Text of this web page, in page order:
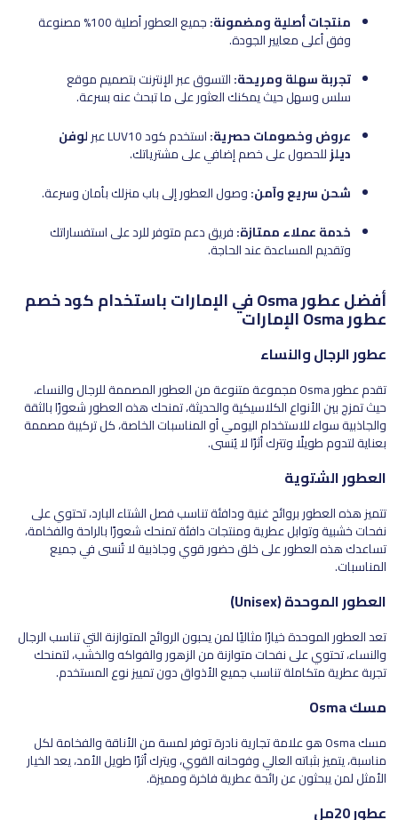
منتجات أصلية ومضمونة:
جميع العطور أصلية 100% مصنوعة
وفق أعلى معايير الجودة.
تجربة سهلة ومريحة:التسوق عبر الإنترنت بتصميم موقع
سلس وسهل حيث يمكنك العثور على ما تبحث عنه بسرعة.
عروض وخصومات حصرية:استخدم كود LUV10 عبر لوفن
ديلزللحصول على خصم إضافي على مشترياتك.
شحن سريع وآمن:وصول العطور إلى باب منزلك بأمان وسرعة.
خدمة عملاء ممتازة:فريق دعم متوفر للرد على استفساراتك
وتقديم المساعدة عند الحاجة.
أفضل عطور Osma في الإمارات باستخدام كود خصم
عطور Osma الإمارات
عطور الرجال والنساء
تقدم عطور Osma مجموعة متنوعة من العطور المصممة للرجال والنساء،
حيث تمزج بين الأنواع الكلاسيكية والحديثة، تمنحك هذه العطور شعورًا بالثقة
والجاذبية سواء للاستخدام اليومي أو المناسبات الخاصة، كل تركيبة مصممة
بعناية لتدوم طويلًا وتترك أثرًا لا يُنسى.
العطور الشتوية
تتميز هذه العطور بروائح غنية ودافئة تناسب فصل الشتاء البارد، تحتوي على
نفحات خشبية وتوابل عطرية ومنتجات دافئة تمنحك شعورًا بالراحة والفخامة،
تساعدك هذه العطور على خلق حضور قوي وجاذبية لا تُنسى في جميع
المناسبات.
العطور الموحدة (Unisex)
تعد العطور الموحدة خيارًا مثاليًا لمن يحبون الروائح المتوازنة التي تناسب الرجال
والنساء، تحتوي على نفحات متوازنة من الزهور والفواكه والخشب، لتمنحك
تجربة عطرية متكاملة تناسب جميع الأذواق دون تمييز نوع المستخدم.
مسك Osma
مسك Osma هو علامة تجارية نادرة توفر لمسة من الأناقة والفخامة لكل
مناسبة، يتميز بثباته العالي وفوحانه القوي، ويترك أثرًا طويل الأمد، يعد الخيار
الأمثل لمن يبحثون عن رائحة عطرية فاخرة ومميزة.
عطور 20مل